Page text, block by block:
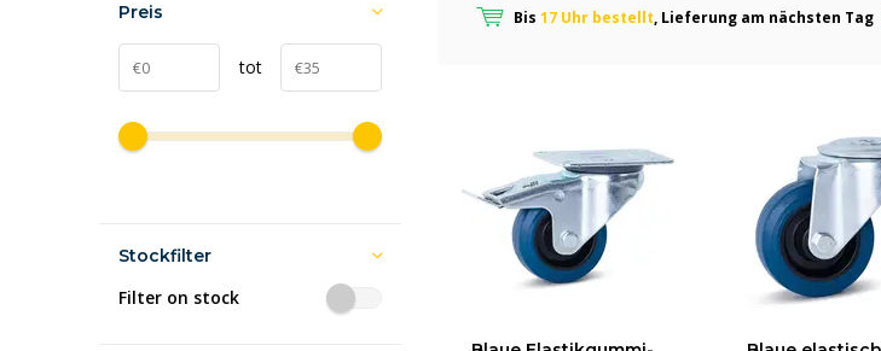
Bis 17 Uhr bestellt, Lieferung am nächsten Tag
Preis
tot
Stockfilter
Filter on stock